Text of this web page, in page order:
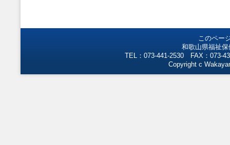
このペー
和歌山県福祉
TEL：073-441-2530 FAX：073-
Copyright c